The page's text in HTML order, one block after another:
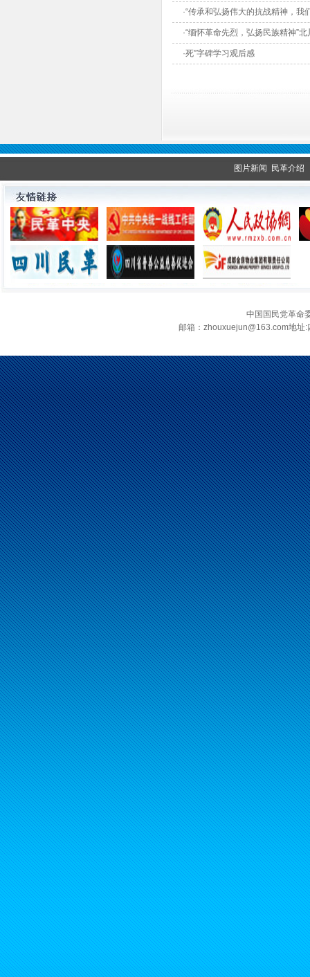
·“传承和弘扬伟大的抗战精神，
·“缅怀革命先烈，弘扬民族精神”
·死”字碑学习观后感
图片新闻 民革介绍
中国国民党革命
邮箱：zhouxuejun@163.com地址